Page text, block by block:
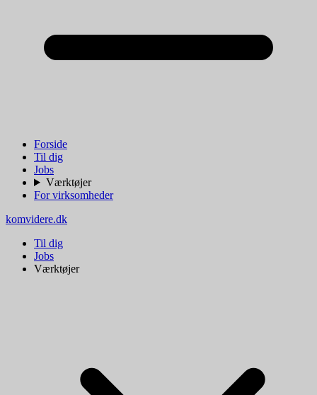
Forside
Til dig
Jobs
Værktøjer
For virksomheder
komvidere.dk
Til dig
Jobs
Værktøjer